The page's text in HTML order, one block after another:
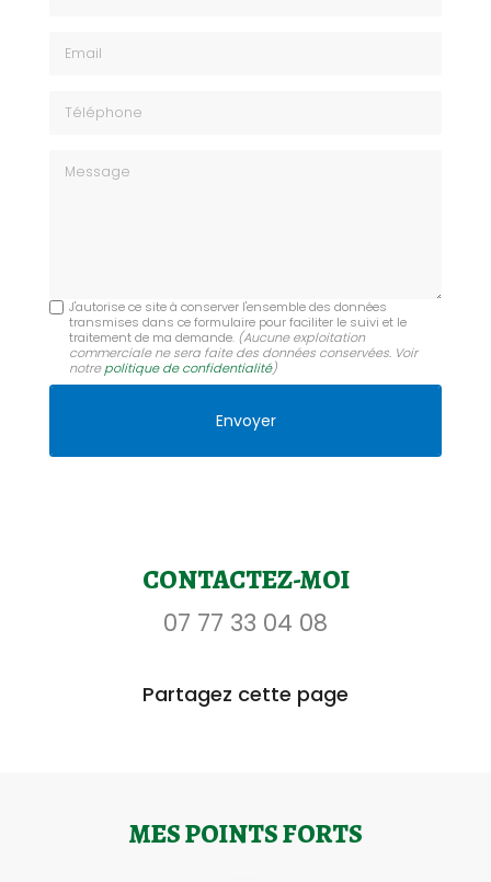
J'autorise ce site à conserver l'ensemble des données
transmises dans ce formulaire pour faciliter le suivi et le
traitement de ma demande. (Aucune exploitation
commerciale ne sera faite des données conservées. Voir
notrepolitique de confidentialité)
CONTACTEZ-MOI
07 77 33 04 08
Partagez cette page
MES POINTS FORTS